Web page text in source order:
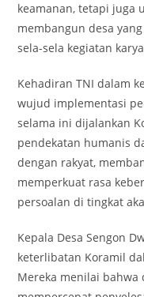
keamanan, tetapi juga
membangun desa
sela-sela kegiatan
Kehadiran TNI dalam
wujud implementasi
selama ini dijalankan
pendekatan humanis
dengan rakyat,
memperkuat rasa
persoalan di tingkat
Kepala Desa Sengon
keterlibatan Koramil
Mereka menilai bahwa